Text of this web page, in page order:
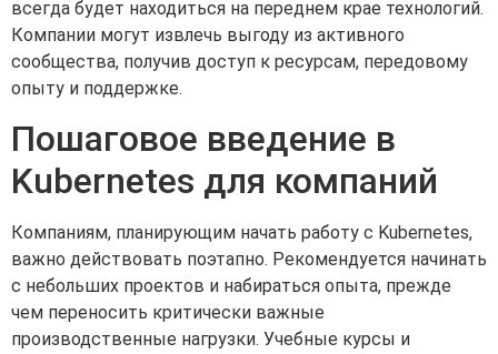
всегда будет находиться на переднем крае технологий.
Компании могут извлечь выгоду из активного
сообщества, получив доступ к ресурсам, передовому
опыту и поддержке.
Пошаговое введение в
Kubernetes для компаний
Компаниям, планирующим начать работу с Kubernetes,
важно действовать поэтапно. Рекомендуется начинать
с небольших проектов и набираться опыта, прежде
чем переносить критически важные
производственные нагрузки. Учебные курсы и